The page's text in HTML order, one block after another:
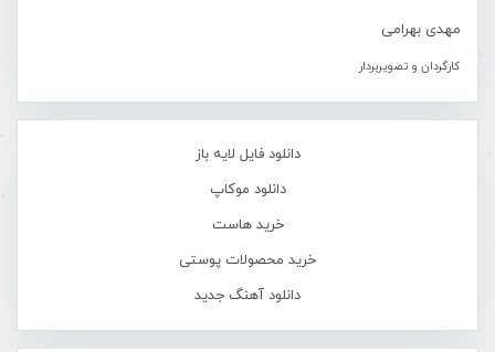
مهدی بهرامی
کارگردان و تصویربردار
دانلود فایل لایه باز
دانلود موکاپ
خرید هاست
خرید محصولات پوستی
دانلود آهنگ جدید